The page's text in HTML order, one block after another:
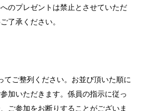
のプレゼントは禁止とさせていただ
了承ください。
てご整列ください。お並び頂いた順に
加いただきます。係員の指示に従っ
ご参加をお断りすることがございま